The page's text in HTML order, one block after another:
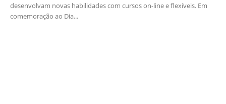
desenvolvam novas habilidades com cursos on-line e flexíveis. Em
comemoração ao Dia...